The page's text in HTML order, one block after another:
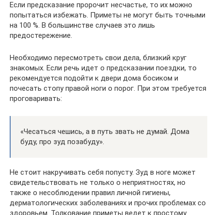
Если предсказание пророчит несчастье, то их можно
попытаться избежать. Приметы не могут быть точными
на 100 %. В большинстве случаев это лишь
предостережение.
Необходимо пересмотреть свои дела, близкий круг
знакомых. Если речь идет о предсказании поездки, то
рекомендуется подойти к двери дома босиком и
почесать стопу правой ноги о порог. При этом требуется
проговаривать:
«Чесаться чешись, а в путь звать не думай. Дома
буду, про зуд позабуду».
Не стоит накручивать себя попусту. Зуд в ноге может
свидетельствовать не только о неприятностях, но
также о несоблюдении правил личной гигиены,
дерматологических заболеваниях и прочих проблемах со
здоровьем. Толкование приметы ведет к простому